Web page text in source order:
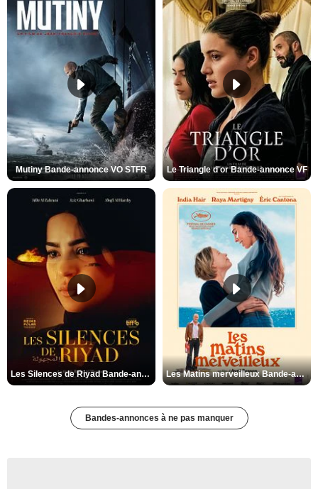
Mutiny Bande-annonce VO STFR Le Triangle d'or Bande-annonce VF
Les Silences de Riyad Bande-annonce VO STFR Les Matins merveilleux Bande-annonce VF
Bandes-annonces à ne pas manquer